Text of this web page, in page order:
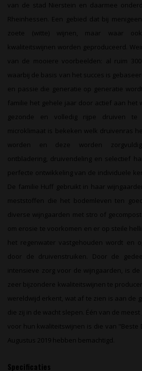
van de stad Nierstein en daarmee
Rheinhessen. Een gebied dat bij
zoete (witte) wijnen, maar waar
kwaliteitswijnen worden geproduceerd.
van de mooiere voorbeelden: al ruim
waarbij de basis van het succes is
en passie die generatie op generatie
familie het gehele jaar door actief aan het
gezonde en volledig rijpe druiven te
microklimaat is bekeken welk druivenras
worden en deze worden
ontbladering, druivendeling en selectief
perfecte ontwikkeling van de individuele
De familie Huff gebruikt in haar
meststoffen die het bodemleven ten
diverse wijngaarden met stro of
om erosie te voorkomen en er op steile
het regenwater vastgehouden wordt en
door de druivenstruiken. Door de
intensieve zorg voor de wijngaarden, is
zeer bijzondere kwaliteitswijnen te
wereldwijd erkent, wat af te zien is aan de
die zij in de wacht slepen. Één van de
voor hun kwaliteitswijnen is die van "Beste
Augustus 2019 hebben bemachtigd.
Specificaties